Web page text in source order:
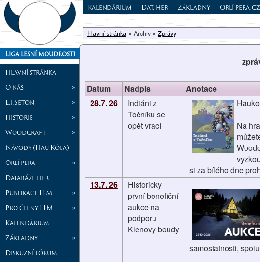
Liga lesní moudrosti
Hlavní stránka
O nás
»
E.T.Seton
»
Historie
»
Woodcraft
»
Návody (Hau Kóla)
Orlí pera
»
Databáze her
Publikace LLM
»
Pro členy LLM
»
Kalendárium
Základny
»
Diskuzní fórum
Kalendárium Dat. her Základny Orlí pera.cz
Hlavní stránka » Archiv » Zprávy
Datum Nadpis
Anotace
28.7. 26
Indiáni z
Točníku se
opět vrací
Na
si za bílého dne
13.7. 26
Historicky
první benefiční
aukce na
podporu
Klenovy boudy
samostatnosti,